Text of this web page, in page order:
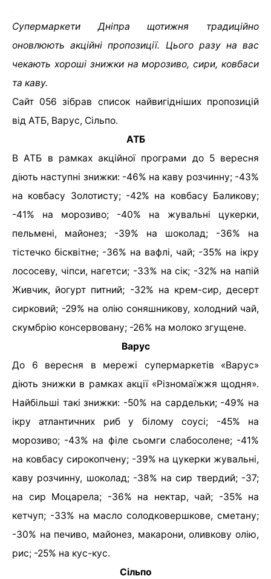
Супермаркети Дніпра щотижня традиційно
оновлюють акційні пропозиції. Цього разу на вас
чекають хороші знижки на морозиво, сири, ковбаси
та каву.
Сайт 056 зібрав список найвигідніших пропозицій
від АТБ, Варус, Сільпо.
АТБ
В АТБ в рамках акційної програми до 5 вересня
діють наступні знижки: -46% на каву розчинну; -43%
на ковбасу Золотисту; -42% на ковбасу Баликову;
-41% на морозиво; -40% на жувальні цукерки,
пельмені, майонез; -39% на шоколад; -36% на
тістечко бісквітне; -36% на вафлі, чай; -35% на ікру
лососеву, чіпси, нагетси; -33% на сік; -32% на напій
Живчик, йогурт питний; -32% на крем-сир, десерт
сирковий; -29% на олію соняшникову, холодний чай,
скумбрію консервовану; -26% на молоко згущене.
Варус
До 6 вересня в мережі супермаркетів «Варус»
діють знижки в рамках акції «Різномаїжжя щодня».
Найбільші такі знижки: -50% на сардельки; -49% на
ікру атлантичних риб у білому соусі; -45% на
морозиво; -43% на філе сьомги слабосолене; -41%
на ковбасу сирокопчену; -39% на цукерки жувальні,
каву розчинну, шоколад; -38% на сир твердий; -37;
на сир Моцарела; -36% на нектар, чай; -35% на
кетчуп; -33% на масло солодковершкове, сметану;
-30% на печиво, майонез, макарони, оливкову олію,
рис; -25% на кус-кус.
Сільпо